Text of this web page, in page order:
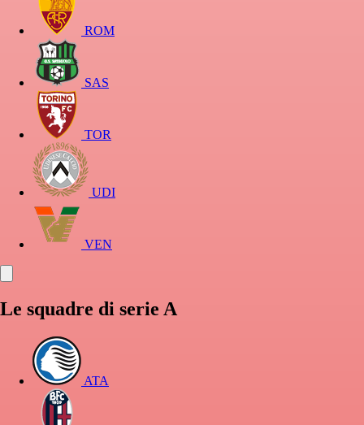
ROM
SAS
TOR
UDI
VEN
Le squadre di serie A
ATA